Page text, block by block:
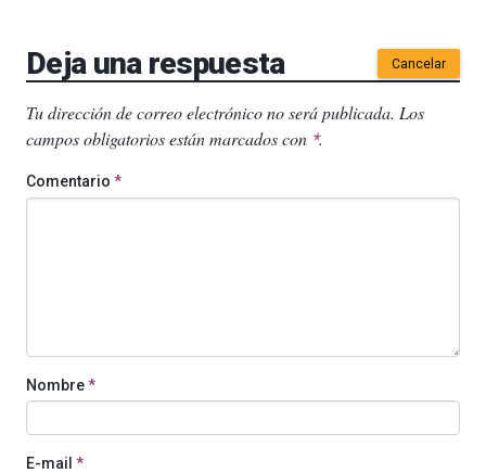
Deja una respuesta Cancelar
Tu dirección de correo electrónico no será publicada. Los
campos obligatorios están marcados con *.
Comentario *
Nombre*
E-mail *